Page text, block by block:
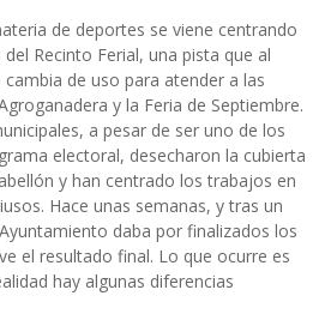
de deportes se viene centrando
Recinto Ferial, una pista que al
de uso para atender a las
y la Feria de Septiembre.
a pesar de ser uno de los
electoral, desecharon la cubierta
y han centrado los trabajos en
Hace unas semanas, y tras un
daba por finalizados los
el resultado final. Lo que ocurre es
hay algunas diferencias